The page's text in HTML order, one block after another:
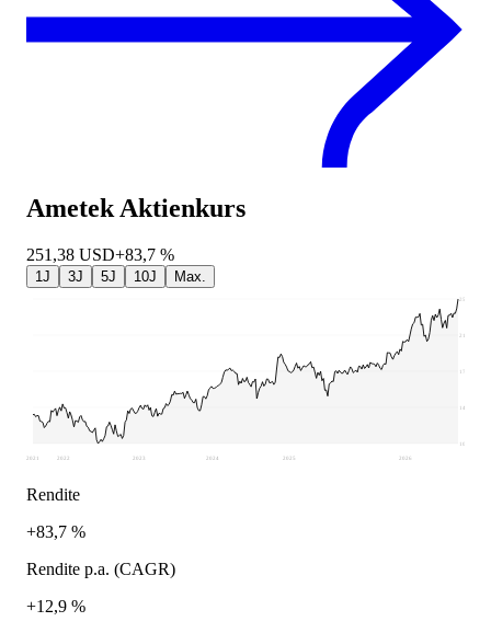
Ametek Aktienkurs
251,38 USD+83,7 %
1J 3J 5J 10J Max.
108,29
144,06
179,84
215,61
251,38
2021 2022 2023 2024 2025 2026
Rendite
+83,7 %
Rendite p.a. (CAGR)
+12,9 %